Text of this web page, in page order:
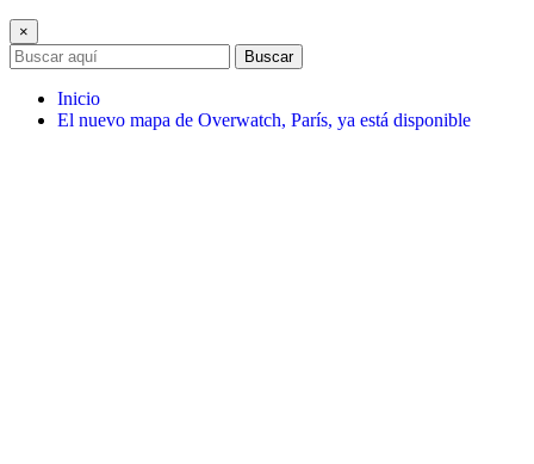
×
Buscar
Inicio
El nuevo mapa de Overwatch, París, ya está disponible